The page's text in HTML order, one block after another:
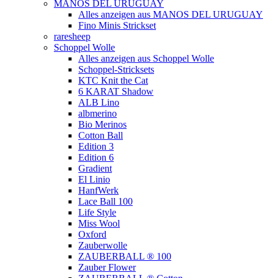
MANOS DEL URUGUAY
Alles anzeigen aus MANOS DEL URUGUAY
Fino Minis Strickset
raresheep
Schoppel Wolle
Alles anzeigen aus Schoppel Wolle
Schoppel-Stricksets
KTC Knit the Cat
6 KARAT Shadow
ALB Lino
albmerino
Bio Merinos
Cotton Ball
Edition 3
Edition 6
Gradient
El Linio
HanfWerk
Lace Ball 100
Life Style
Miss Wool
Oxford
Zauberwolle
ZAUBERBALL ® 100
Zauber Flower